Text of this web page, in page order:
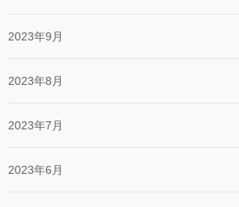
2023年9月
2023年8月
2023年7月
2023年6月